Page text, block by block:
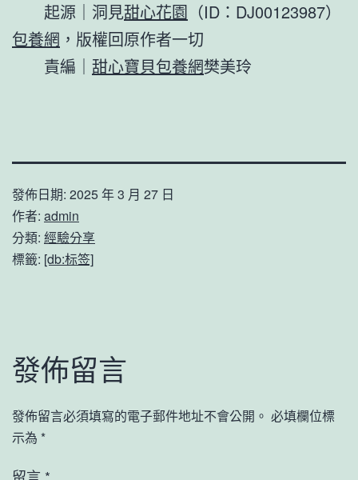
起源｜洞見甜心花園 （ID：DJ00123987）
包養網 ，版權回原作者一切
責編｜ 甜心寶貝包養網樊美玲
發佈日期: 2025 年 3 月 27 日
作者: admin
分類: 經驗分享
標籤: [db:标签]
發佈留言
發佈留言必須填寫的電子郵件地址不會公開。 必填欄位標
示為 *
留言 *